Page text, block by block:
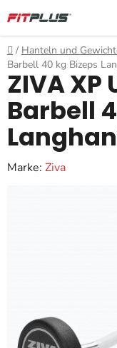
Inhalt
springen
Startseite
/ Hanteln und
Barbell 40 kg Bizeps
ZIVA XP
Barbell
Marke: Ziva